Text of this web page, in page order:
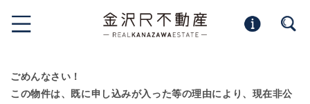
ごめんなさい！
この物件は、既に申し込みが入った等の理由により、現在非公